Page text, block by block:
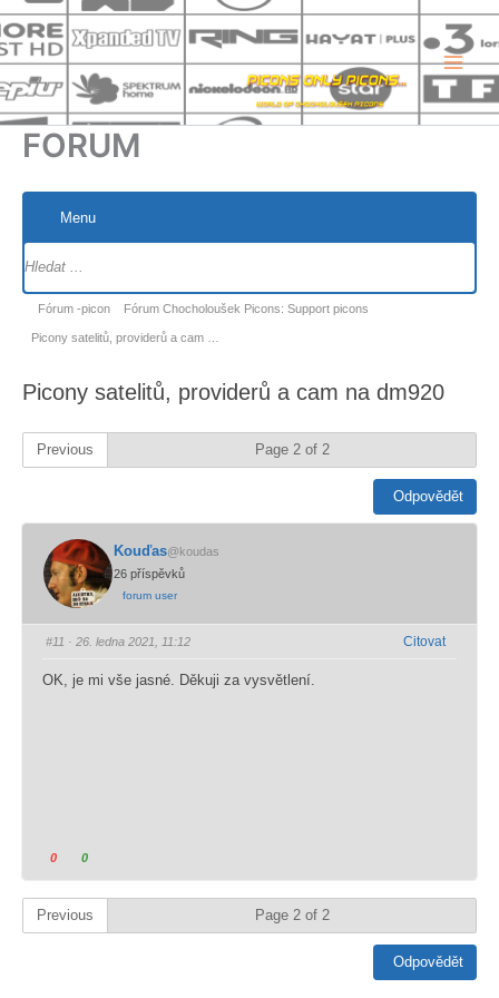
Přeskočit
na
obsah
FORUM
Menu
fóra
Navigace
fóra
nacházíte
zde:
Fórum -picon Fórum Chocholoušek Picons: Support picons
Picony satelitů, providerů a cam …
Picony satelitů, providerů a cam na dm920
Previous Page 2 of 2
Odpovědět
Kouďas@koudas
26 příspěvků
forum user
#11 · 26. ledna 2021, 11:12 Citovat
OK, je mi vše jasné. Děkuji za vysvětlení.
K
l
i
k
0
K
l
i
k
0
Previous Page 2 of 2
Odpovědět